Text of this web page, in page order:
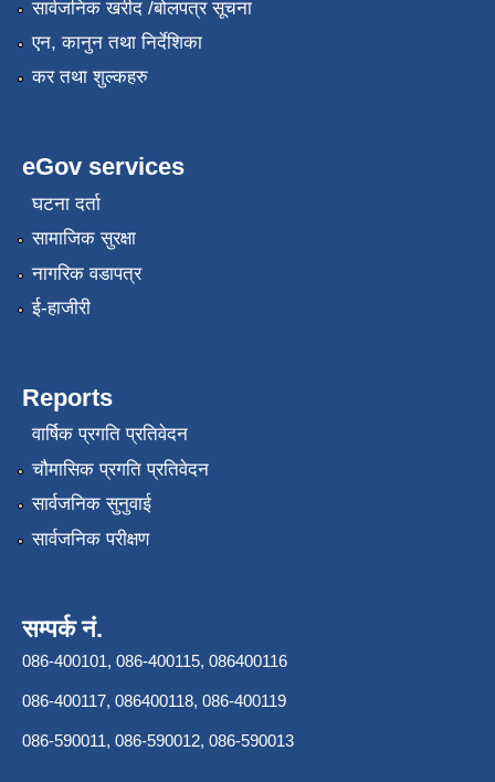
सार्वजनिक खरीद /बोलपत्र सूचना
एन, कानुन तथा निर्देशिका
कर तथा शुल्कहरु
eGov services
घटना दर्ता
सामाजिक सुरक्षा
नागरिक वडापत्र
ई-हाजीरी
Reports
वार्षिक प्रगति प्रतिवेदन
चौमासिक प्रगति प्रतिवेदन
सार्वजनिक सुनुवाई
सार्वजनिक परीक्षण
सम्पर्क नं.
086-400101, 086-400115, 086400116
086-400117, 086400118, 086-400119
086-590011, 086-590012, 086-590013